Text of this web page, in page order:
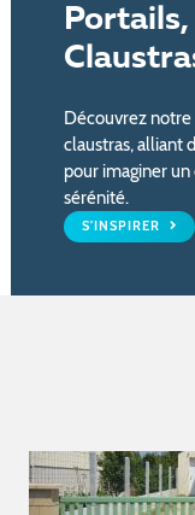
Découvrez
claustras, alliant
pour imaginer
sérénité.
S'INSPIRER